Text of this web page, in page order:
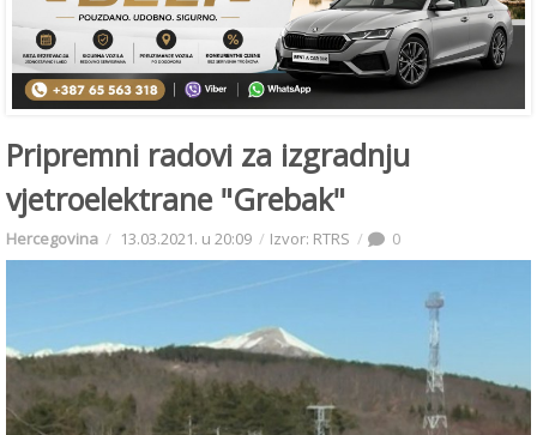
Pripremni radovi za izgradnju
vjetroelektrane "Grebak"
Hercegovina 13.03.2021. u 20:09 Izvor: RTRS 0